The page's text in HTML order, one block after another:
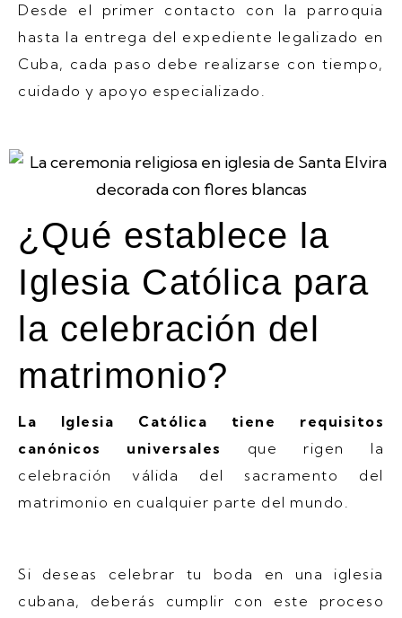
Desde el primer contacto con la parroquia
hasta la entrega del expediente legalizado en
Cuba, cada paso debe realizarse con tiempo,
cuidado y apoyo especializado.
¿Qué establece la
Iglesia Católica para
la celebración del
matrimonio?
La Iglesia Católica tiene requisitos
canónicos universales que rigen la
celebración válida del sacramento del
matrimonio en cualquier parte del mundo.
Si deseas celebrar tu boda en una iglesia
cubana, deberás cumplir con este proceso